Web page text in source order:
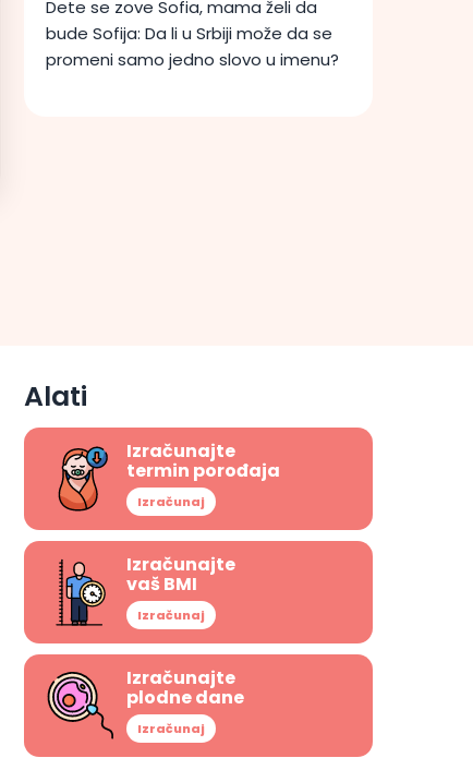
Dete se zove Sofia, mama želi da
bude Sofija: Da li u Srbiji može da se
promeni samo jedno slovo u imenu?
Alati
Izračunajte
termin porođaja
Izračunaj
Izračunajte
vaš BMI
Izračunaj
Izračunajte
plodne dane
Izračunaj